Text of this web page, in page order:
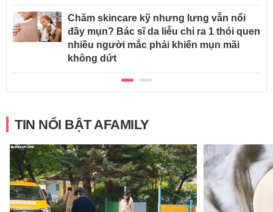
Chăm skincare kỹ nhưng lưng vẫn nổi
đầy mụn? Bác sĩ da liễu chỉ ra 1 thói quen
nhiều người mắc phải khiến mụn mãi
không dứt
TIN NỔI BẬT AFAMILY